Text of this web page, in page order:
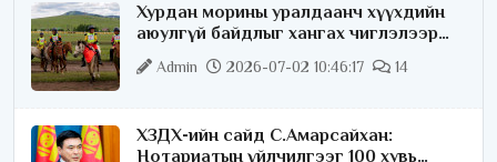
Хурдан морины уралдаанч хүүхдийн
аюулгүй байдлыг хангах чиглэлээр
ажиллаж байна
Admin 2026-07-02 10:46:17 14
ХЗДХ-ийн сайд С.Амарсайхан:
Нотариатын үйлчилгээг 100 хувь